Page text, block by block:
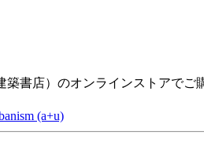
築書店）のオンラインストアで
(a+u)